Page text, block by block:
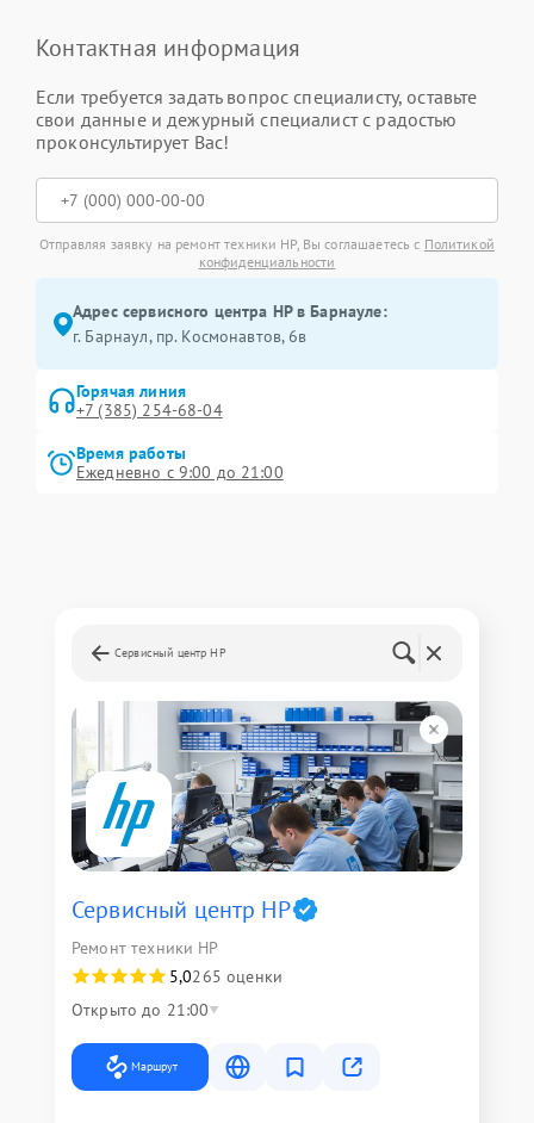
Контактная информация
Если требуется задать вопрос специалисту, оставьте
свои данные и дежурный специалист с радостью
проконсультирует Вас!
Отправляя заявку на ремонт техники HP, Вы соглашаетесь с Политикой
конфиденциальности
Адрес сервисного центра HP в Барнауле:
г. Барнаул, ​пр. Космонавтов, 6в
Горячая линия
+7 (385) 254-68-04
Время работы
Ежедневно с 9:00 до 21:00
Сервисный центр HP
Сервисный центр HP
Ремонт техники HP
5,0265 оценки
Открыто до 21:00
Маршрут